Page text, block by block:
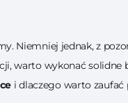
Niemniej jednak, z
warto wykonać solidne
i dlaczego warto